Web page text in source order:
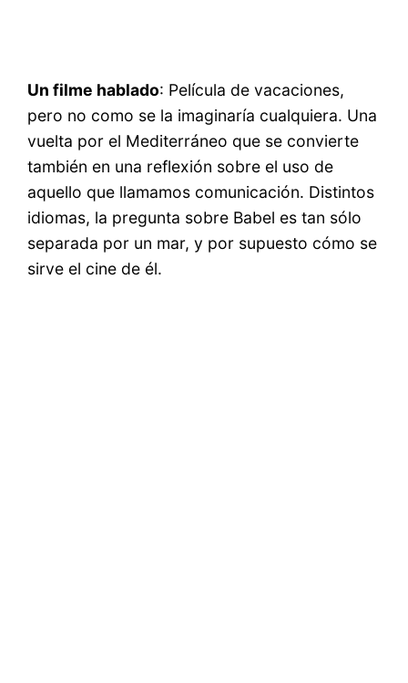
Un filme hablado: Película de vacaciones,
pero no como se la imaginaría cualquiera. Una
vuelta por el Mediterráneo que se convierte
también en una reflexión sobre el uso de
aquello que llamamos comunicación. Distintos
idiomas, la pregunta sobre Babel es tan sólo
separada por un mar, y por supuesto cómo se
sirve el cine de él.